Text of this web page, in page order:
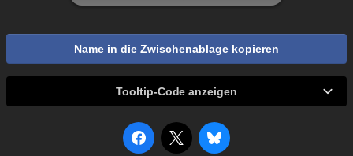
Name in die Zwischenablage kopieren
Tooltip-Code anzeigen